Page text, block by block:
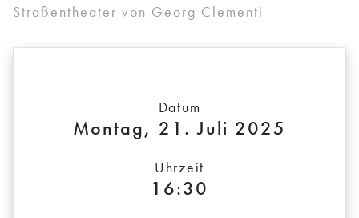
Straßentheater von Georg Clementi
Datum
Montag, 21. Juli 2025
Uhrzeit
16:30